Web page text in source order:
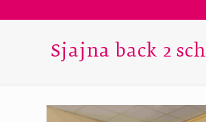
Sjajna back 2